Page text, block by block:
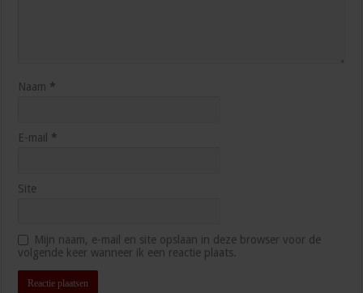
Naam *
E-mail *
Site
Mijn naam, e-mail en site opslaan in deze browser voor de
volgende keer wanneer ik een reactie plaats.